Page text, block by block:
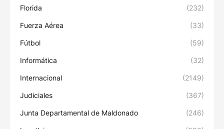
Florida (232)
Fuerza Aérea (33)
Fútbol (59)
Informática (32)
Internacional (2149)
Judiciales (367)
Junta Departamental de Maldonado (246)